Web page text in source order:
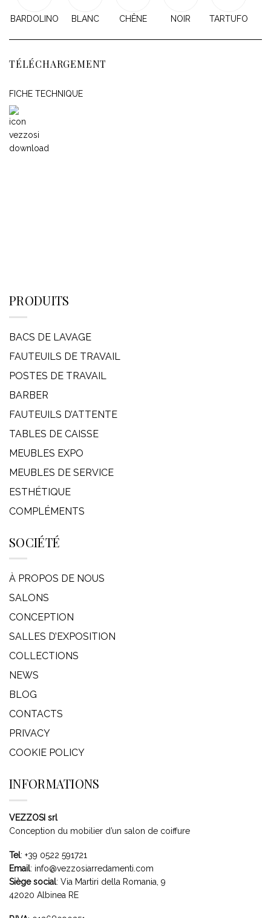
BARDOLINO BLANC CHÊNE NOIR TARTUFO
TÉLÉCHARGEMENT
FICHE TECHNIQUE
PRODUITS
BACS DE LAVAGE
FAUTEUILS DE TRAVAIL
POSTES DE TRAVAIL
BARBER
FAUTEUILS D’ATTENTE
TABLES DE CAISSE
MEUBLES EXPO
MEUBLES DE SERVICE
ESTHÉTIQUE
COMPLÉMENTS
SOCIÉTÉ
À PROPOS DE NOUS
SALONS
CONCEPTION
SALLES D’EXPOSITION
COLLECTIONS
NEWS
BLOG
CONTACTS
PRIVACY
COOKIE POLICY
INFORMATIONS
VEZZOSI srl
Conception du mobilier d’un salon de coiffure
Tel: +39 0522 591721
Email: info@vezzosiarredamenti.com
Siège social: Via Martiri della Romania, 9
42020 Albinea RE